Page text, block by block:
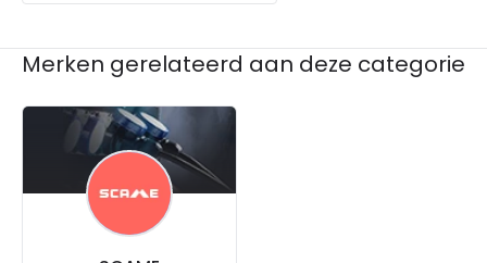
Merken gerelateerd aan deze categorie